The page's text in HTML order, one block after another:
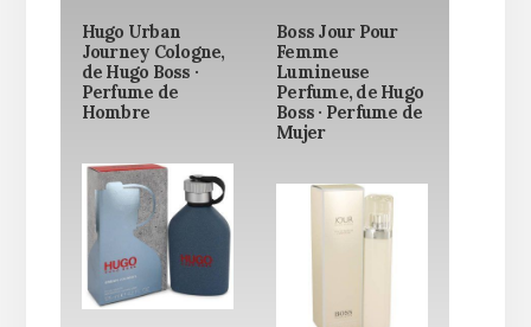
Hugo Urban
Journey Cologne,
de Hugo Boss ·
Perfume de
Hombre
Boss Jour Pour
Femme
Lumineuse
Perfume, de Hugo
Boss · Perfume de
Mujer